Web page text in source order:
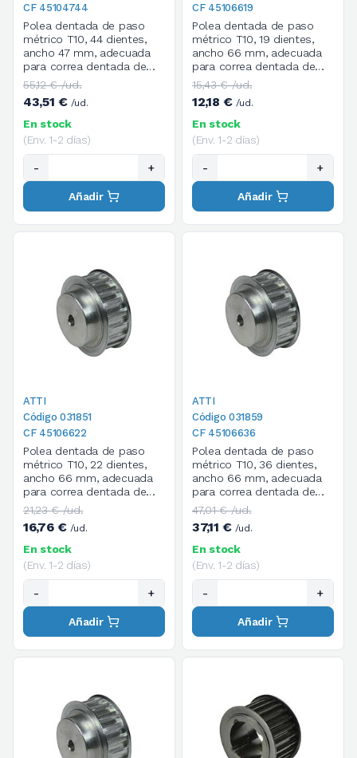
CF 45104744
Polea dentada de paso
métrico T10, 44 dientes,
ancho 47 mm, adecuada
para correa dentada de
paso métrico T de ancho
32 mm
55,12 € /ud.
43,51 €/ud.
En stock
(Env. 1-2 días)
- +
Añadir
CF 45106619
Polea dentada de paso
métrico T10, 19 dientes,
ancho 66 mm, adecuada
para correa dentada de
paso métrico T de ancho
50 mm
15,43 € /ud.
12,18 €/ud.
En stock
(Env. 1-2 días)
- +
Añadir
ATTI
Código 031851
CF 45106622
Polea dentada de paso
métrico T10, 22 dientes,
ancho 66 mm, adecuada
para correa dentada de
paso métrico T de ancho
50 mm
21,23 € /ud.
16,76 €/ud.
En stock
(Env. 1-2 días)
- +
Añadir
ATTI
Código 031859
CF 45106636
Polea dentada de paso
métrico T10, 36 dientes,
ancho 66 mm, adecuada
para correa dentada de
paso métrico T de ancho
50 mm
47,01 € /ud.
37,11 €/ud.
En stock
(Env. 1-2 días)
- +
Añadir